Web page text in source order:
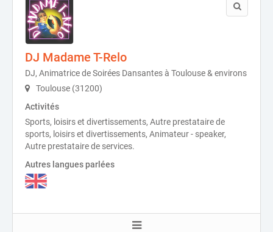
DJ Madame T-Relo
DJ, Animatrice de Soirées Dansantes à Toulouse & environs
Toulouse (31200)
Activités
Sports, loisirs et divertissements, Autre prestataire de
sports, loisirs et divertissements, Animateur - speaker,
Autre prestataire de services.
Autres langues parlées